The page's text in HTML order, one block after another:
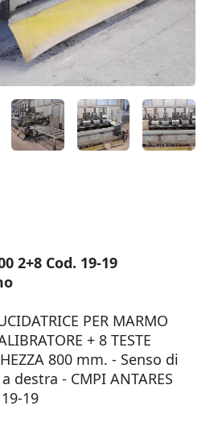
2+8 Cod. 19-19
PER MARMO
+ 8 TESTE
800 mm. - Senso di
destra - CMPI ANTARES
19